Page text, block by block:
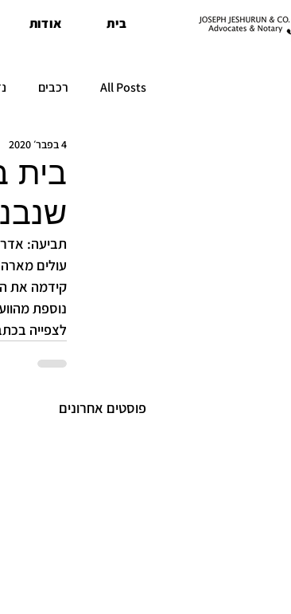
אודות בית
All Posts רכבים
בית
4 בפבר׳ 2020
תביעה:
עולים
קידמה את
נוספת
לצפייה
פוסטים אחרונים